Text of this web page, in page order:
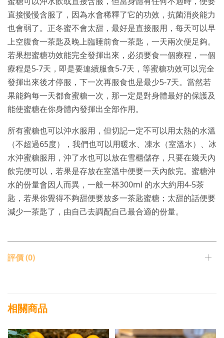
直接慢慢含服了，因為水會稀釋了它的功效，抗菌消炎能力
也會弱了。正冬蜜不會太甜，最好是直接服用，每天可以早
上空腹食一茶匙及晚上臨睡前食一茶匙，一天兩次便足夠。
若果想蜜糖功效能完全發揮出來，必須要食一個療程，一個
療程是5-7天，即是要連續服食5-7天，等蜜糖功效可以完全
發揮出來後才停服，下一次再服食也是最少5-7天。當然若
果能夠每一天都食蜜糖一次，那一定是對身體最好的保護及
能使蜜糖在你身體內發揮出全部作用。
所有蜜糖也可以沖水服用，但切記一定不可以用太熱的水溫
（不超過65度），我們也可以用暖水、凍水（室溫水）、冰
水沖蜜糖服用，沖了水也可以放在雪櫃儲存，只要在幾天內
飲完便可以，若果是存放在室溫中便要一天內飲完。蜜糖沖
水的份量會因人而異，一般一杯300ml 的水大約用4-5茶
匙，若果你覺得不夠甜便要放多一茶匙蜜糖；太甜的話便要
減少一茶匙了，由自己去調配自己最合適的份量。
評價 (0)
相關商品